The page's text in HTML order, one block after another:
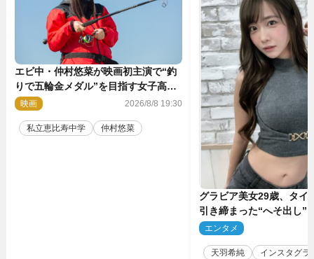
エビ中・仲村悠菜が映画初主演で“釣
りで五輪金メダル”を目指す女子高生
に！ 映画『つりこまち』今秋公開
映画 2026/8/8 19:30
私立恵比寿中学 仲村悠菜
グラビア美女29歳、タイ
引き締まった“へそ出し”
「可愛い過ぎる」
エンタメ
天羽希純 インスタグラ